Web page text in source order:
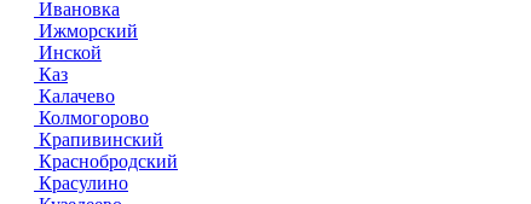
Ивановка
Ижморский
Инской
Каз
Калачево
Колмогорово
Крапивинский
Краснобродский
Красулино